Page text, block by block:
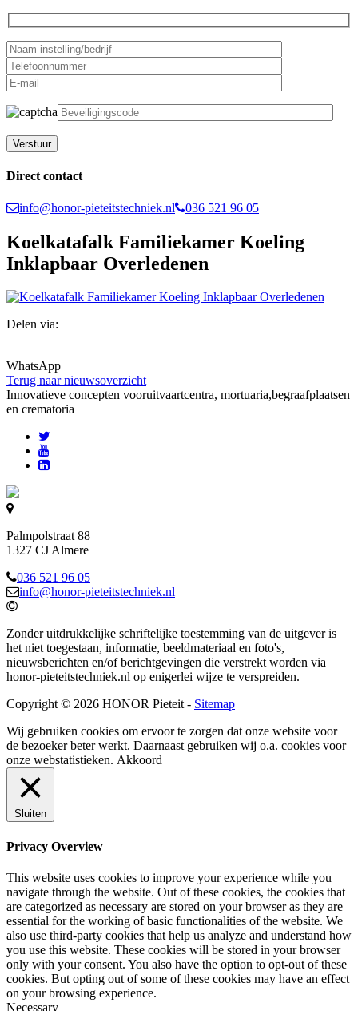
Direct contact
info@honor-pieteitstechniek.nl 036 521 96 05
Koelkatafalk Familiekamer Koeling
Inklapbaar Overledenen
Delen via:
WhatsApp
Terug naar nieuwsoverzicht
Innovatieve concepten vooruitvaartcentra, mortuaria,begraafplaatsen
en crematoria
Palmpolstraat 88
1327 CJ Almere
036 521 96 05
info@honor-pieteitstechniek.nl
Zonder uitdrukkelijke schriftelijke toestemming van de uitgever is
het niet toegestaan, informatie, beeldmateriaal en foto's,
nieuwsberichten en/of berichtgevingen die verstrekt worden via
honor-pieteitstechniek.nl op enigerlei wijze te verspreiden.
Copyright © 2026 HONOR Pieteit - Sitemap
Wij gebruiken cookies om ervoor te zorgen dat onze website voor
de bezoeker beter werkt. Daarnaast gebruiken wij o.a. cookies voor
onze webstatistieken. Akkoord
Sluiten
Privacy Overview
This website uses cookies to improve your experience while you
navigate through the website. Out of these cookies, the cookies that
are categorized as necessary are stored on your browser as they are
essential for the working of basic functionalities of the website. We
also use third-party cookies that help us analyze and understand how
you use this website. These cookies will be stored in your browser
only with your consent. You also have the option to opt-out of these
cookies. But opting out of some of these cookies may have an effect
on your browsing experience.
Necessary